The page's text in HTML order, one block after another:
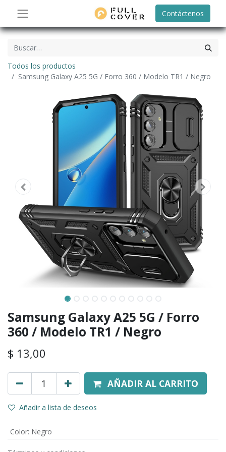
Contáctenos
Todos los productos
Samsung Galaxy A25 5G / Forro 360 / Modelo TR1 / Negro
Samsung Galaxy A25 5G / Forro
360 / Modelo TR1 / Negro
$ 13,00
AÑADIR AL CARRITO
Añadir a lista de deseos
Color: Negro